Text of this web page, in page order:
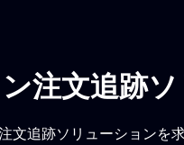
注文追跡
文追跡ソリューションを